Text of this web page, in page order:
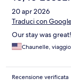
20 apr 2026
Traduci con
Our stay was great!
Chaunelle,
Recensione verificata